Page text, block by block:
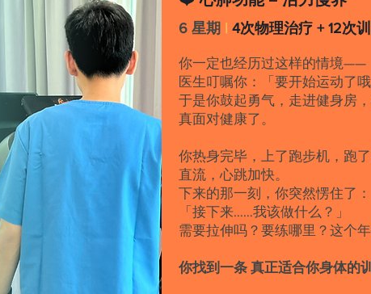
6 星期 4次物理治疗 + 12次
你一定也经历过这样的情境——
医生叮嘱你：「要开始运动了哦
于是你鼓起勇气，走进健身房
真面对健康了。
你热身完毕，上了跑步机，跑
直流，心跳加快。
下来的那一刻，你突然愣住了：
「接下来……我该做什么？」
需要拉伸吗？要练哪里？这个
你找到一条 真正适合你身体的